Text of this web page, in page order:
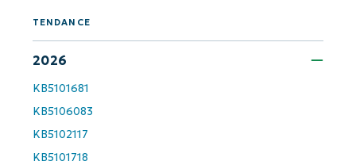
TENDANCE
2026
KB5101681
KB5106083
KB5102117
KB5101718
Prénom
Nom*
email*
Phone
number*